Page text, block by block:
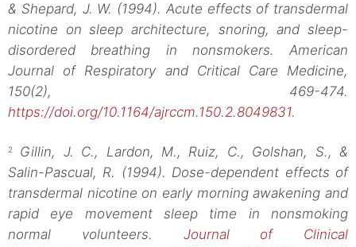
& Shepard, J. W. (1994). Acute effects of transdermal
nicotine on sleep architecture, snoring, and sleep-
disordered breathing in nonsmokers. American
Journal of Respiratory and Critical Care Medicine,
150(2), 469-474.
https://doi.org/10.1164/ajrccm.150.2.8049831.
2
Gillin, J. C., Lardon, M., Ruiz, C., Golshan, S., &
Salin-Pascual, R. (1994). Dose-dependent effects of
transdermal nicotine on early morning awakening and
rapid eye movement sleep time in nonsmoking
normal volunteers. Journal of Clinical